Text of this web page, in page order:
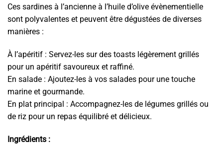
Ces sardines à l’ancienne à l’huile d’olive évènementielle
sont polyvalentes et peuvent être dégustées de diverses
manières :
À l’apéritif : Servez-les sur des toasts légèrement grillés
pour un apéritif savoureux et raffiné.
En salade : Ajoutez-les à vos salades pour une touche
marine et gourmande.
En plat principal : Accompagnez-les de légumes grillés ou
de riz pour un repas équilibré et délicieux.
Ingrédients :